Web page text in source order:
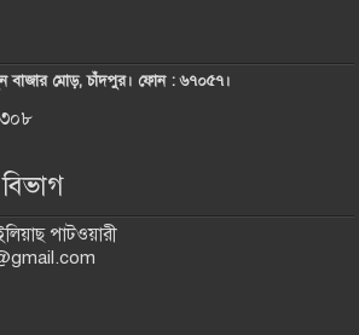
বাজার মোড়, চাঁদপুর। ফোন : ৬৭০৫৭।
পাটওয়ারী